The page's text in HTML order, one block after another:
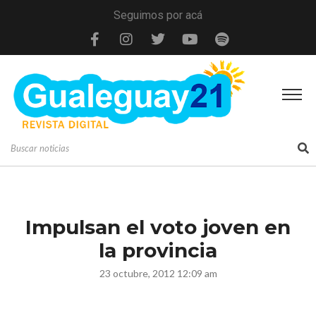
Seguimos por acá
Impulsan el voto joven en
la provincia
23 octubre, 2012 12:09 am